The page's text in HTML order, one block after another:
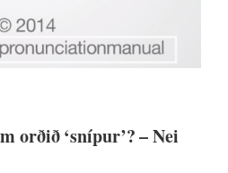
orðið ‘snípur’? – Nei